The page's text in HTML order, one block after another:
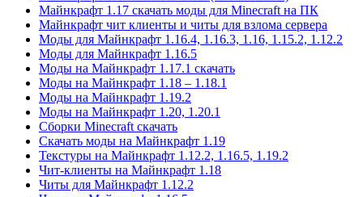
Майнкрафт 1.17 скачать моды для Minecraft на ПК
Майнкрафт чит клиенты и читы для взлома сервера
Моды для Майнкрафт 1.16.4, 1.16.3, 1.16, 1.15.2, 1.12.2
Моды для Майнкрафт 1.16.5
Моды на Майнкрафт 1.17.1 скачать
Моды на Майнкрафт 1.18 – 1.18.1
Моды на Майнкрафт 1.19.2
Моды на Майнкрафт 1.20, 1.20.1
Сборки Minecraft скачать
Скачать моды на Майнкрафт 1.19
Текстуры на Майнкрафт 1.12.2, 1.16.5, 1.19.2
Чит-клиенты на Майнкрафт 1.18
Читы для Майнкрафт 1.12.2